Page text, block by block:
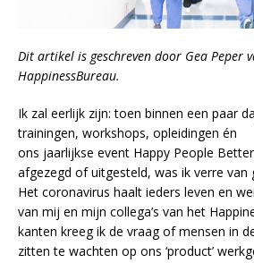
Dit artikel is geschreven door Gea Peper
HappinessBureau.
Ik zal eerlijk zijn: toen binnen een paar
trainingen, workshops, opleidingen én
ons jaarlijkse event Happy People
afgezegd of uitgesteld, was ik verre van
Het coronavirus haalt ieders leven en
van mij en mijn collega’s van het
kanten kreeg ik de vraag of mensen in
zitten te wachten op ons ‘product’